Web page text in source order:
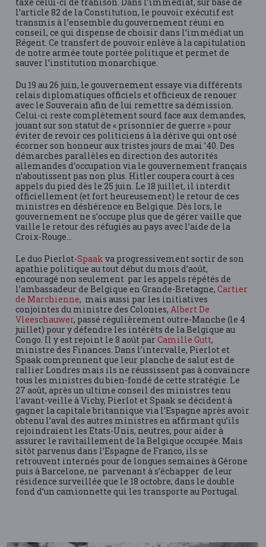
taxe celui-ci de trahison. Dans l’immédiat, sur base de
l’article 82 de la Constitution, le pouvoir exécutif est
transmis à l’ensemble du gouvernement réuni en
conseil, ce qui dispense de choisir dans l’immédiat un
Régent. Ce transfert de pouvoir enlève à la capitulation
de notre armée toute portée politique et permet de
sauver l’institution monarchique.
Du 19 au 26 juin, le gouvernement essaye via différents
relais diplomatiques officiels et officieux de renouer
avec le Souverain afin de lui remettre sa démission.
Celui-ci reste complètement sourd face aux demandes,
jouant sur son statut de « prisonnier de guerre » pour
éviter de revoir ces politiciens à la dérive qui ont osé
écorner son honneur aux tristes jours de mai ’40. Des
démarches parallèles en direction des autorités
allemandes d’occupation via le gouvernement français
n’aboutissent pas non plus. Hitler coupera court à ces
appels du pied dès le 25 juin. Le 18 juillet, il interdit
officiellement (et fort heureusement) le retour de ces
ministres en déshérence en Belgique. Dès lors, le
gouvernement ne s’occupe plus que de gérer vaille que
vaille le retour des réfugiés au pays avec l’aide de la
Croix-Rouge…
Le duo Pierlot-Spaak va progressivement sortir de son
apathie politique au tout début du mois d’août,
encouragé non seulement par les appels répétés de
l’ambassadeur de Belgique en Grande-Bretagne,Cartier
de Marchienne, mais aussi par les initiatives
conjointes du ministre des Colonies,Albert De
Vleeschauwer, passé régulièrement outre-Manche (le 4
juillet) pour y défendre les intérêts de la Belgique au
Congo. Il y est rejoint le 8 août parCamille Gutt,
ministre des Finances. Dans l’intervalle, Pierlot et
Spaak comprennent que leur planche de salut est de
rallier Londres mais ils ne réussissent pas à convaincre
tous les ministres du bien-fondé de cette stratégie. Le
27 août, après un ultime conseil des ministres tenu
l’avant-veille à Vichy, Pierlot et Spaak se décident à
gagner la capitale britannique via l’Espagne après avoir
obtenu l’aval des autres ministres en affirmant qu’ils
rejoindraient les Etats-Unis, neutres, pour aider à
assurer le ravitaillement de la Belgique occupée. Mais
sitôt parvenus dans l’Espagne de Franco, ils se
retrouvent internés pour de longues semaines à Gérone
puis à Barcelone, ne parvenant à s’échapper de leur
résidence surveillée que le 18 octobre, dans le double
fond d’un camionnette qui les transporte au Portugal.